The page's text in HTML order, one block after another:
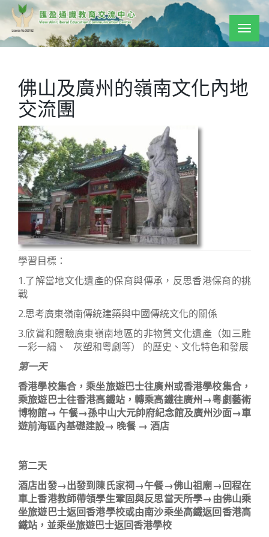
佛山及廣州的嶺南文化內地
交流團
學習目標：
1.了解當地文化遺產的保育與傳承，反思香港保育的挑
戰
2.思考廣東嶺南傳統建築與中國傳統文化的關係
3.欣賞和體驗廣東嶺南地區的非物質文化遺產（如三雕
一彩一繡、 灰塑和粵劇等） 的歷史、文化特色和發展
第一天
香港學校集合，乘坐旅遊巴士往廣州或香港學校集合，
乘旅遊巴士往香港高鐵站，轉乘高鐵往廣州→粵劇藝術
博物館→ 午餐→孫中山大元帥府紀念館及廣州沙面→車
遊前海區內基礎建設→ 晚餐 → 酒店
第二天
酒店出發→出發到陳氏家祠→午餐→佛山祖廟→回程在
車上香港教師帶領學生鞏固與反思當天所學→由佛山乘
坐旅遊巴士返回香港學校或由南沙乘坐高鐵返回香港高
鐵站，並乘坐旅遊巴士返回香港學校